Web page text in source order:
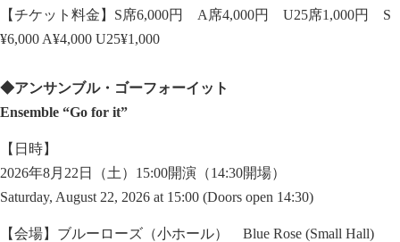
【チケット料金】S席6,000円 A席4,000円 U25席1,000円 S
¥6,000 A¥4,000 U25¥1,000
◆アンサンブル・ゴーフォーイット
Ensemble “Go for it”
【日時】
2026年8月22日（土）15:00開演（14:30開場）
Saturday, August 22, 2026 at 15:00 (Doors open 14:30)
【会場】ブルーローズ（小ホール） Blue Rose (Small Hall)